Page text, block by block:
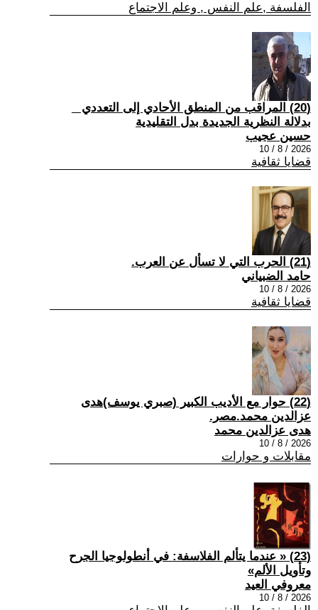
الفلسفة ,علم النفس , وعلم الاجتماع
(20) المراقب من المنطق الأحادي إلى التعددي _
بدلالة النظرية الجديدة بدل التقليدية
حسين عجيب
2026 / 8 / 10
قضايا ثقافية
(21) الحرب التي لا تسأل عن العرب.
حامد الضبياني
2026 / 8 / 10
قضايا ثقافية
(22) حوار مع الأديب الكبير (صبري يوسف)هدى
عزالدين محمد.مصر.
هدى عزالدين محمد
2026 / 8 / 10
مقابلات و حوارات
(23) « عندما يتألم الفلاسفة: في أنطولوجيا الجرح
وتأويل الألم»
معروفي العيد
2026 / 8 / 10